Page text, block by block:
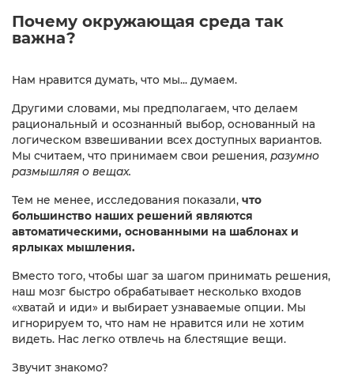
Почему окружающая среда так
важна?
Нам нравится думать, что мы... думаем.
Другими словами, мы предполагаем, что делаем
рациональный и осознанный выбор, основанный на
логическом взвешивании всех доступных вариантов.
Мы считаем, что принимаем свои решения, разумно
размышляя о вещах.
Тем не менее, исследования показали, что
большинство наших решений являются
автоматическими, основанными на шаблонах и
ярлыках мышления.
Вместо того, чтобы шаг за шагом принимать решения,
наш мозг быстро обрабатывает несколько входов
«хватай и иди» и выбирает узнаваемые опции. Мы
игнорируем то, что нам не нравится или не хотим
видеть. Нас легко отвлечь на блестящие вещи.
Звучит знакомо?